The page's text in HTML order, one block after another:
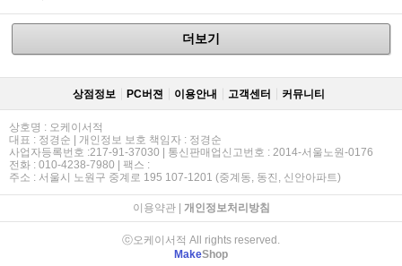
더보기
상점정보 PC버젼 이용안내 고객센터 커뮤니티
상호명 : 오케이서적
대표 : 정경순 | 개인정보 보호 책임자 : 정경순
사업자등록번호 :217-91-37030 | 통신판매업신고번호 : 2014-서울노원-0176
전화 : 010-4238-7980 | 팩스 :
주소 : 서울시 노원구 중계로 195 107-1201 (중계동, 동진, 신안아파트)
이용약관| 개인정보처리방침
ⓒ오케이서적 All rights reserved.
MakeShop